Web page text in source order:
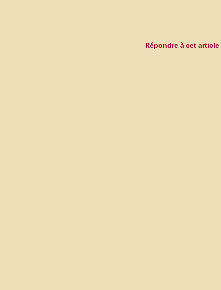
Répondre à cet article